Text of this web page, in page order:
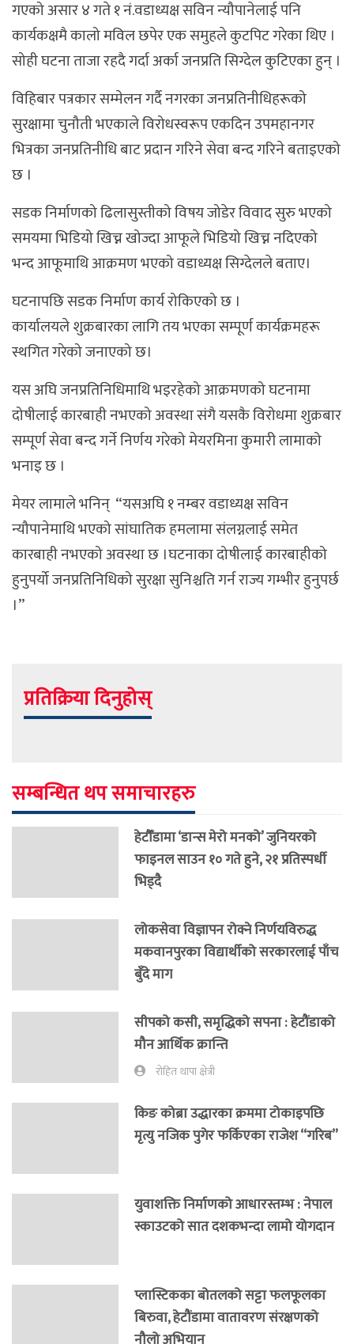
गएको असार ४ गते १ नं.वडाध्यक्ष सविन न्यौपानेलाई पनि
कार्यकक्षमै कालो मविल छपेर एक समुहले कुटपिट गरेका थिए ।
सोही घटना ताजा रहदै गर्दा अर्का जनप्रति सिग्देल कुटिएका हुन् ।
विहिबार पत्रकार सम्मेलन गर्दै नगरका जनप्रतिनीधिहरूको
सुरक्षामा चुनौती भएकाले विरोधस्वरूप एकदिन उपमहानगर
भित्रका जनप्रतिनीधि बाट प्रदान गरिने सेवा बन्द गरिने बताइएको
छ ।
सडक निर्माणको ढिलासुस्तीको विषय जोडेर विवाद सुरु भएको
समयमा भिडियो खिच्न खोज्दा आफूले भिडियो खिच्न नदिएको
भन्द आफूमाथि आक्रमण भएको वडाध्यक्ष सिग्देलले बताए।
घटनापछि सडक निर्माण कार्य रोकिएको छ ।
कार्यालयले शुक्रबारका लागि तय भएका सम्पूर्ण कार्यक्रमहरू
स्थगित गरेको जनाएको छ।
यस अघि जनप्रतिनिधिमाथि भइरहेको आक्रमणको घटनामा
दोषीलाई कारबाही नभएको अवस्था संगै यसकै विरोधमा शुक्रबार
सम्पूर्ण सेवा बन्द गर्ने निर्णय गरेको मेयरमिना कुमारी लामाको
भनाइ छ ।
मेयर लामाले भनिन् “यसअघि १ नम्बर वडाध्यक्ष सविन
न्यौपानेमाथि भएको सांघातिक हमलामा संलग्नलाई समेत
कारबाही नभएको अवस्था छ ।घटनाका दोषीलाई कारबाहीको
हुनुपर्यो जनप्रतिनिधिको सुरक्षा सुनिश्चति गर्न राज्य गम्भीर हुनुपर्छ
।”
प्रतिक्रिया दिनुहोस्
सम्बन्धित थप समाचारहरु
हेटौँडामा ‘डान्स मेरो मनको’ जुनियरको
फाइनल साउन १० गते हुने, २१ प्रतिस्पर्धी
भिड्दै
लोकसेवा विज्ञापन रोक्ने निर्णयविरुद्ध
मकवानपुरका विद्यार्थीको सरकारलाई पाँच
बुँदे माग
सीपको कसी, समृद्धिको सपना : हेटौंडाको
मौन आर्थिक क्रान्ति
रोहित थापा क्षेत्री
किङ कोब्रा उद्धारका क्रममा टोकाइपछि
मृत्यु नजिक पुगेर फर्किएका राजेश “गरिब”
युवाशक्ति निर्माणको आधारस्तम्भ : नेपाल
स्काउटको सात दशकभन्दा लामो योगदान
प्लास्टिकका बोतलको सट्टा फलफूलका
बिरुवा, हेटौंडामा वातावरण संरक्षणको